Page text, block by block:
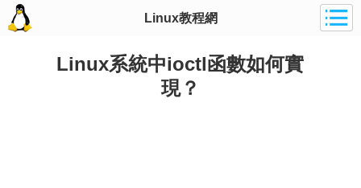
Linux教程網
Linux系統中ioctl函數如何實
現？